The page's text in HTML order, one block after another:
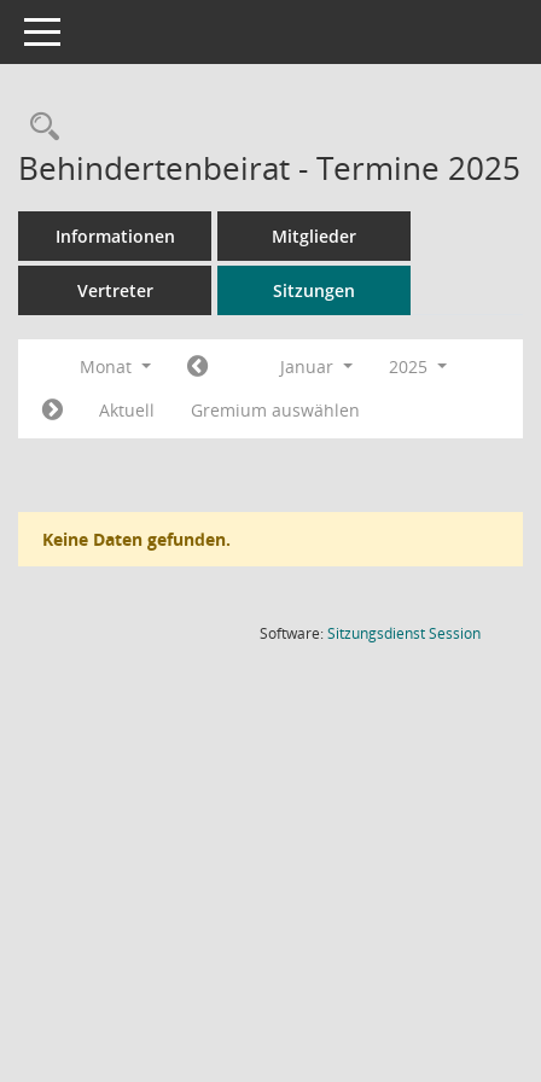
Toggle navigation
Rechercheauswahl
Behindertenbeirat - Termine 2025
Informationen Mitglieder
Vertreter Sitzungen
Monat Januar
2025
Aktuell
Gremium auswählen
Keine Daten gefunden.
Software:SitzungsdienstSession(Wird in